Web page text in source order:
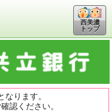
西美濃
トップ
なります。
認ください。